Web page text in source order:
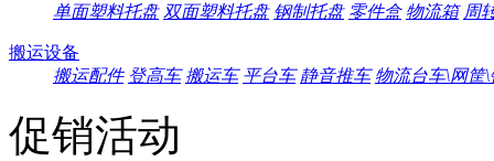
单面塑料托盘 双面塑料托盘 钢制托盘 零件盒 物流箱 周
搬运设备
搬运配件 登高车 搬运车 平台车 静音推车 物流台车\网筐
促销活动